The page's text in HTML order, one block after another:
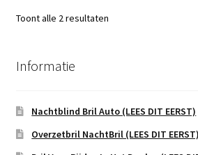
Toont alle 2 resultaten
Informatie
Nachtblind Bril Auto (LEES DIT EERST)
Overzetbril NachtBril (LEES DIT EERST)